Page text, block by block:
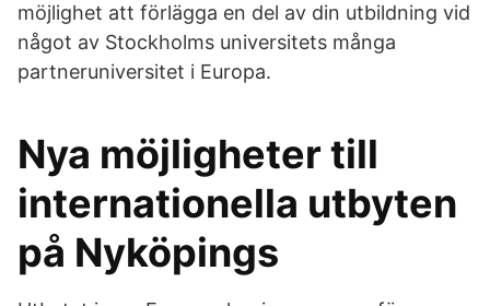
möjlighet att förlägga en del av din utbildning vid
något av Stockholms universitets många
partneruniversitet i Europa.
Nya möjligheter till
internationella utbyten
på Nyköpings